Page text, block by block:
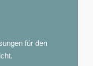
für den